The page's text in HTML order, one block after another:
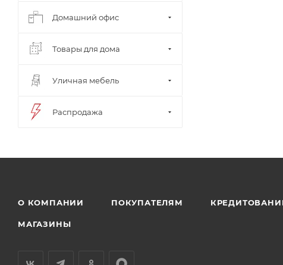
Домашний офис
Товары для дома
Уличная мебель
Распродажа
О КОМПАНИИ ПОКУПАТЕЛЯМ
МАГАЗИНЫ